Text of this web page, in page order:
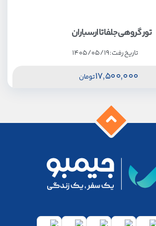
تور گروهی جلفا تا ارسباران
تاریخ رفت :1405/05/19
17,500,000تومان